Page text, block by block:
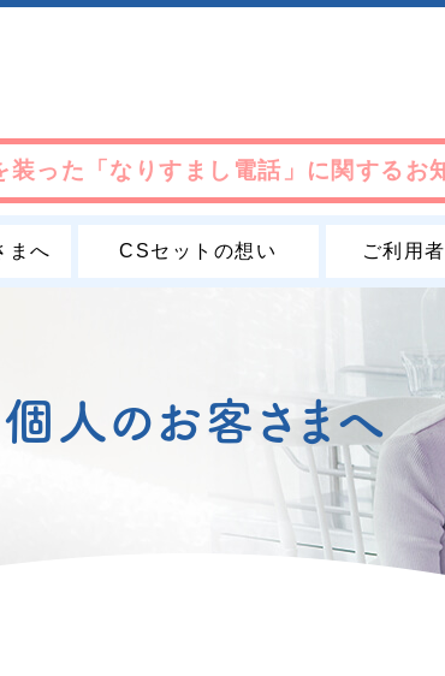
装った「なりすまし電話」に関するお
まへ CSセットの想い ご利用
個人のお客さまへ